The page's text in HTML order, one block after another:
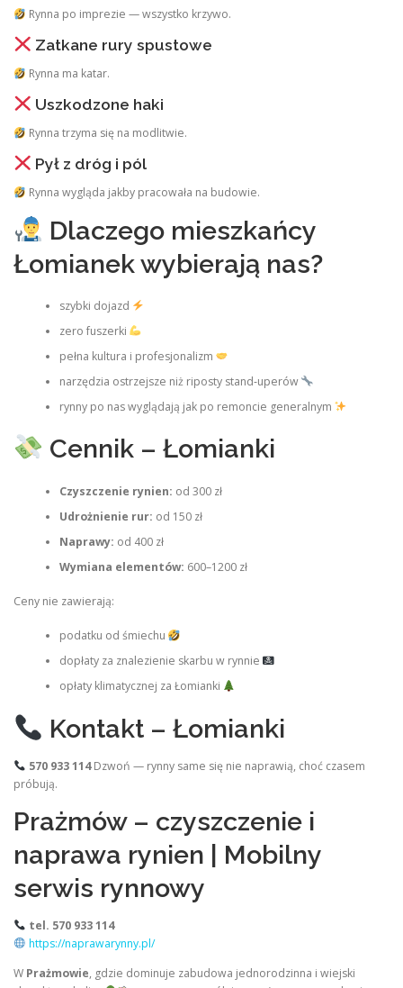
Rynna po imprezie — wszystko krzywo.
Zatkane rury spustowe
Rynna ma katar.
Uszkodzone haki
Rynna trzyma się na modlitwie.
Pył z dróg i pól
Rynna wygląda jakby pracowała na budowie.
Dlaczego mieszkańcy
Łomianek wybierają nas?
szybki dojazd
zero fuszerki
pełna kultura i profesjonalizm
narzędzia ostrzejsze niż riposty stand‑uperów
rynny po nas wyglądają jak po remoncie generalnym
Cennik – Łomianki
Czyszczenie rynien: od 300 zł
Udrożnienie rur: od 150 zł
Naprawy: od 400 zł
Wymiana elementów: 600–1200 zł
Ceny nie zawierają:
podatku od śmiechu
dopłaty za znalezienie skarbu w rynnie
opłaty klimatycznej za Łomianki
Kontakt – Łomianki
570 933 114Dzwoń — rynny same się nie naprawią, choć czasem
próbują.
Prażmów – czyszczenie i
naprawa rynien | Mobilny
serwis rynnowy
tel. 570 933 114
https://naprawarynny.pl/
W Prażmowie, gdzie dominuje zabudowa jednorodzinna i wiejski